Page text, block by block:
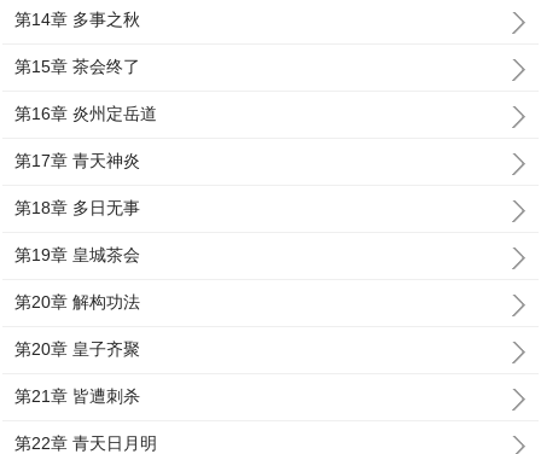
第14章 多事之秋
第15章 茶会终了
第16章 炎州定岳道
第17章 青天神炎
第18章 多日无事
第19章 皇城茶会
第20章 解构功法
第20章 皇子齐聚
第21章 皆遭刺杀
第22章 青天日月明